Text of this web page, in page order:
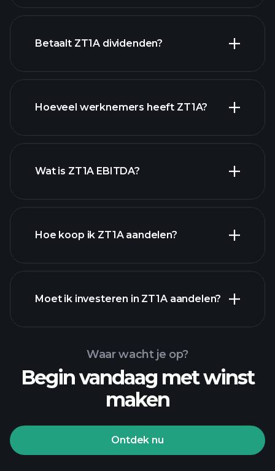
winst
Betaalt ZT1A dividenden?
hoog-dividend aandelen
Hoeveel werknemers heeft ZT1A?
Wat is ZT1A EBITDA?
rapporten
Hoe koop ik ZT1A aandelen?
Moet ik investeren in ZT1A aandelen?
Waar wacht je op?
Begin vandaag met winst
maken
Ontdek nu